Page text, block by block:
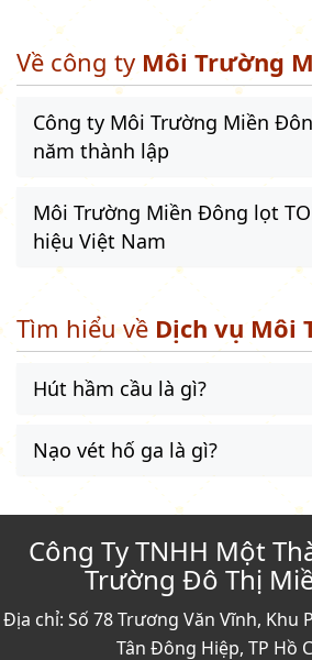
Về công ty Môi Trường
Công ty Môi Trường Miền
năm thành lập
Môi Trường Miền Đông lọt
hiệu Việt Nam
Tìm hiểu về Dịch vụ Môi
Hút hầm cầu là gì?
Nạo vét hố ga là gì?
Công Ty TNHH Một
Trường Đô Thị
Địa chỉ: Số 78 Trương Văn Vĩnh, Khu
Tân Đông Hiệp, TP Hồ